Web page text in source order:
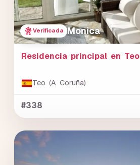
Verificada Monica
Residencia principal en Teo
Teo (A Coruña)
#338